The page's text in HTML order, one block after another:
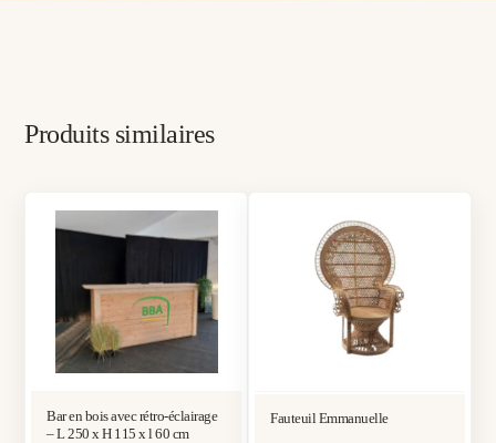
Produits similaires
Bar en bois avec rétro-éclairage
– L 250 x H 115 x l 60 cm
Fauteuil Emmanuelle